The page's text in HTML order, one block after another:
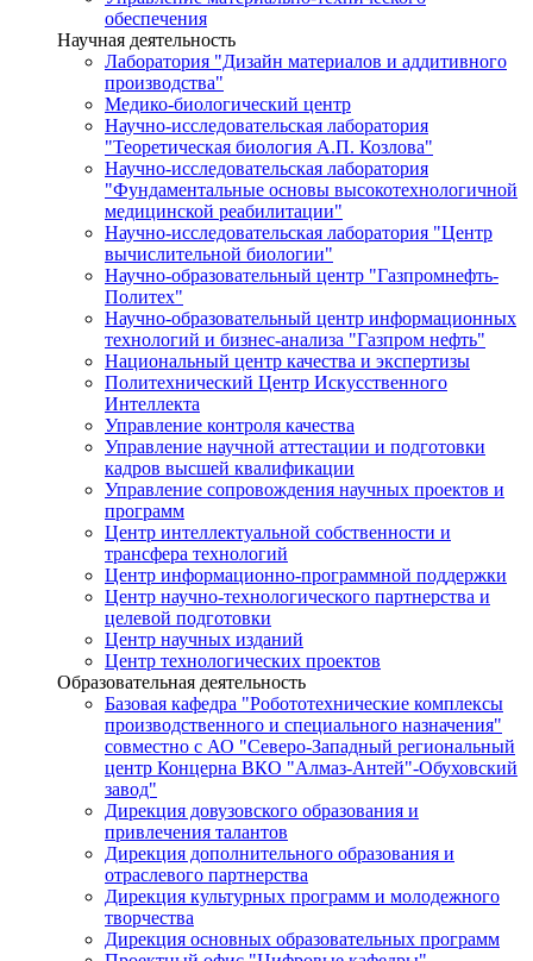
обеспечения
Научная деятельность
Лаборатория "Дизайн материалов и аддитивного
производства"
Медико-биологический центр
Научно-исследовательская лаборатория
"Теоретическая биология А.П. Козлова"
Научно-исследовательская лаборатория
"Фундаментальные основы высокотехнологичной
медицинской реабилитации"
Научно-исследовательская лаборатория "Центр
вычислительной биологии"
Научно-образовательный центр "Газпромнефть-
Политех"
Научно-образовательный центр информационных
технологий и бизнес-анализа "Газпром нефть"
Национальный центр качества и экспертизы
Политехнический Центр Искусственного
Интеллекта
Управление контроля качества
Управление научной аттестации и подготовки
кадров высшей квалификации
Управление сопровождения научных проектов и
программ
Центр интеллектуальной собственности и
трансфера технологий
Центр информационно-программной поддержки
Центр научно-технологического партнерства и
целевой подготовки
Центр научных изданий
Центр технологических проектов
Образовательная деятельность
Базовая кафедра "Робототехнические комплексы
производственного и специального назначения"
совместно с АО "Северо-Западный региональный
центр Концерна ВКО "Алмаз-Антей"-Обуховский
завод"
Дирекция довузовского образования и
привлечения талантов
Дирекция дополнительного образования и
отраслевого партнерства
Дирекция культурных программ и молодежного
творчества
Дирекция основных образовательных программ